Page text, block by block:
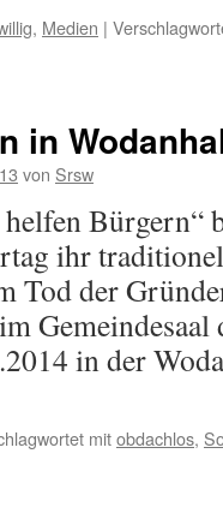
, Medien |
in
von Srsw
Bürgern“
ihr
Tod der
in der
mitobdachlos,